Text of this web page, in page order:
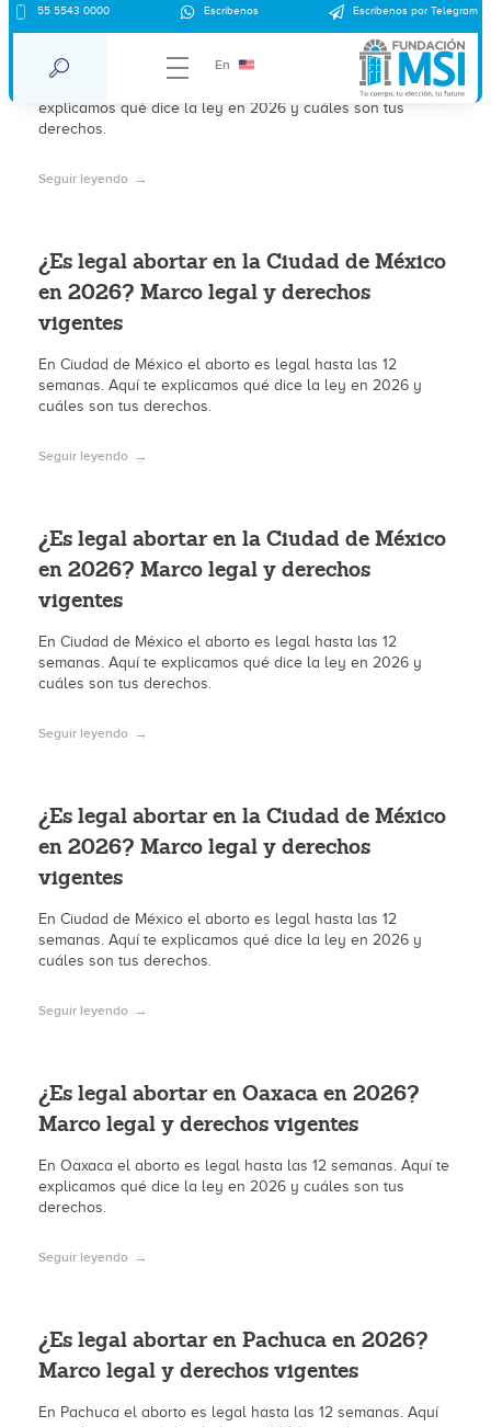
55 5543 0000 Escríbenos Escríbenos por Telegram
En
¿Es legal abortar en Cancún en 2026?
En Cancún el aborto es legal hasta las 12 semanas. Aquí te
explicamos qué dice la ley en 2026 y cuáles son tus
derechos.
Seguir leyendo
¿Es legal abortar en la Ciudad de México
en 2026? Marco legal y derechos
vigentes
En Ciudad de México el aborto es legal hasta las 12
semanas. Aquí te explicamos qué dice la ley en 2026 y
cuáles son tus derechos.
Seguir leyendo
¿Es legal abortar en la Ciudad de México
en 2026? Marco legal y derechos
vigentes
En Ciudad de México el aborto es legal hasta las 12
semanas. Aquí te explicamos qué dice la ley en 2026 y
cuáles son tus derechos.
Seguir leyendo
¿Es legal abortar en la Ciudad de México
en 2026? Marco legal y derechos
vigentes
En Ciudad de México el aborto es legal hasta las 12
semanas. Aquí te explicamos qué dice la ley en 2026 y
cuáles son tus derechos.
Seguir leyendo
¿Es legal abortar en Oaxaca en 2026?
Marco legal y derechos vigentes
En Oaxaca el aborto es legal hasta las 12 semanas. Aquí te
explicamos qué dice la ley en 2026 y cuáles son tus
derechos.
Seguir leyendo
¿Es legal abortar en Pachuca en 2026?
Marco legal y derechos vigentes
En Pachuca el aborto es legal hasta las 12 semanas. Aquí